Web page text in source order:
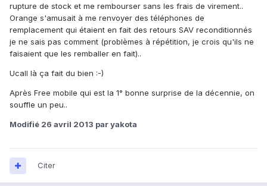
rupture de stock et me rembourser sans les frais de virement..
Orange s'amusait à me renvoyer des téléphones de
remplacement qui étaient en fait des retours SAV reconditionnés
je ne sais pas comment (problèmes à répétition, je crois qu'ils ne
faisaient que les remballer en fait)..
Ucall là ça fait du bien :-)
Après Free mobile qui est la 1° bonne surprise de la décennie, on
souffle un peu..
Modifié 26 avril 2013 par yakota
Citer